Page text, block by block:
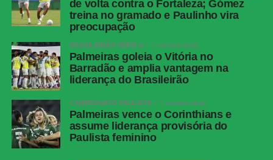
de volta contra o Fortaleza; Gómez
treina no gramado e Paulinho vira
preocupação
BRASILEIRÃO SÉRIE A 1 semana atrás
Palmeiras goleia o Vitória no
Barradão e amplia vantagem na
liderança do Brasileirão
CAMPEONATO PAULISTA 1 semana atrás
Palmeiras vence o Corinthians e
assume liderança provisória do
Paulista feminino